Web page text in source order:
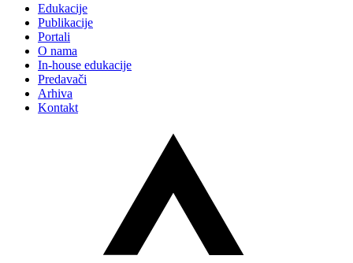
Edukacije
Publikacije
Portali
O nama
In-house edukacije
Predavači
Arhiva
Kontakt